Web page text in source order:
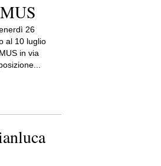
26
al 10 luglio
in via